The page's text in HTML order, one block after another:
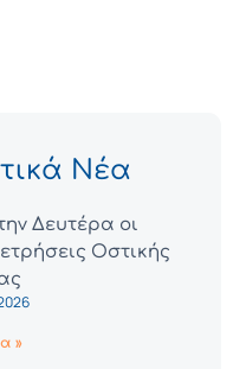
Νέα
Δευτέρα οι
Οστικής
»